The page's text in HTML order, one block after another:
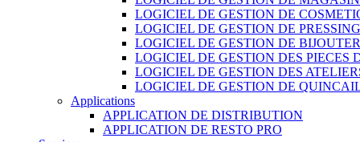
LOGICIEL DE GESTION DE
LOGICIEL DE GESTION DE PRESSING
LOGICIEL DE GESTION DE
LOGICIEL DE GESTION DES PIECES
LOGICIEL DE GESTION DES
LOGICIEL DE GESTION DE
Applications
APPLICATION DE DISTRIBUTION
APPLICATION DE RESTO PRO